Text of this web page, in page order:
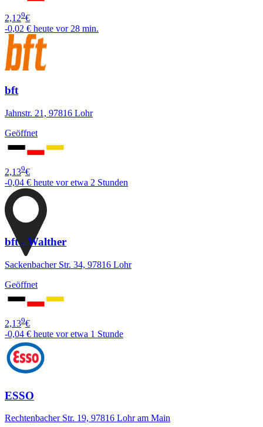
2,129€
-0,02 € heute vor 28 min.
bft
Jahnstr. 21, 97816 Lohr
Geöffnet
2,139€
-0,04 € heute vor etwa 2 Stunden
bft - Walther
Sackenbacher Str. 34, 97816 Lohr
Geöffnet
2,139€
-0,04 € heute vor etwa 1 Stunde
ESSO
Rechtenbacher Str. 19, 97816 Lohr am Main